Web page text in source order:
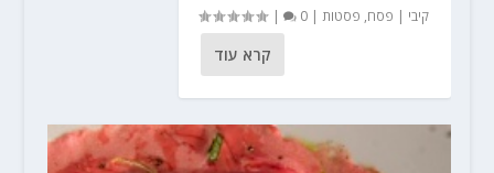
קיבי | פסח, פסטות|
0
|
קרא עוד